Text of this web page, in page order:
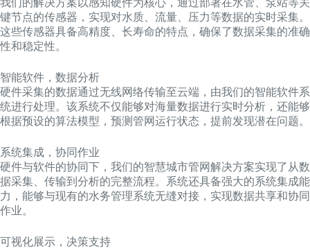
我们的解决方案以感知硬件为核心，通过部署在水管、泵站等关
键节点的传感器，实现对水质、流量、压力等数据的实时采集。
这些传感器具备高精度、长寿命的特点，确保了数据采集的准确
性和稳定性。
智能软件，数据分析
硬件采集的数据通过无线网络传输至云端，由我们的智能软件系
统进行处理。该系统不仅能够对海量数据进行实时分析，还能够
根据预设的算法模型，预测管网运行状态，提前发现潜在问题。
系统集成，协同作业
硬件与软件的协同下，我们的智慧城市管网解决方案实现了从数
据采集、传输到分析的完整流程。系统还具备强大的系统集成能
力，能够与现有的水务管理系统无缝对接，实现数据共享和协同
作业。
可视化展示，决策支持